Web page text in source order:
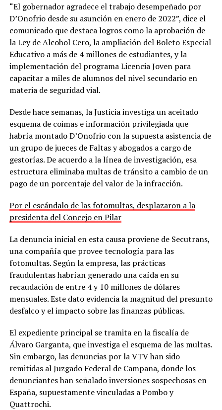
“El gobernador agradece el trabajo desempeñado por
D’Onofrio desde su asunción en enero de 2022”, dice el
comunicado que destaca logros como la aprobación de
la Ley de Alcohol Cero, la ampliación del Boleto Especial
Educativo a más de 4 millones de estudiantes, y la
implementación del programa Licencia Joven para
capacitar a miles de alumnos del nivel secundario en
materia de seguridad vial.
Desde hace semanas, la Justicia investiga un aceitado
esquema de coimas e información privilegiada que
habría montado D’Onofrio con la supuesta asistencia de
un grupo de jueces de Faltas y abogados a cargo de
gestorías. De acuerdo a la línea de investigación, esa
estructura eliminaba multas de tránsito a cambio de un
pago de un porcentaje del valor de la infracción.
Por el escándalo de las fotomultas, desplazaron a la
presidenta del Concejo en Pilar
La denuncia inicial en esta causa proviene de Secutrans,
una compañía que provee tecnología para las
fotomultas. Según la empresa, las prácticas
fraudulentas habrían generado una caída en su
recaudación de entre 4 y 10 millones de dólares
mensuales. Este dato evidencia la magnitud del presunto
desfalco y el impacto sobre las finanzas públicas.
El expediente principal se tramita en la fiscalía de
Álvaro Garganta, que investiga el esquema de las multas.
Sin embargo, las denuncias por la VTV han sido
remitidas al Juzgado Federal de Campana, donde los
denunciantes han señalado inversiones sospechosas en
España, supuestamente vinculadas a Pombo y
Quattrochi.